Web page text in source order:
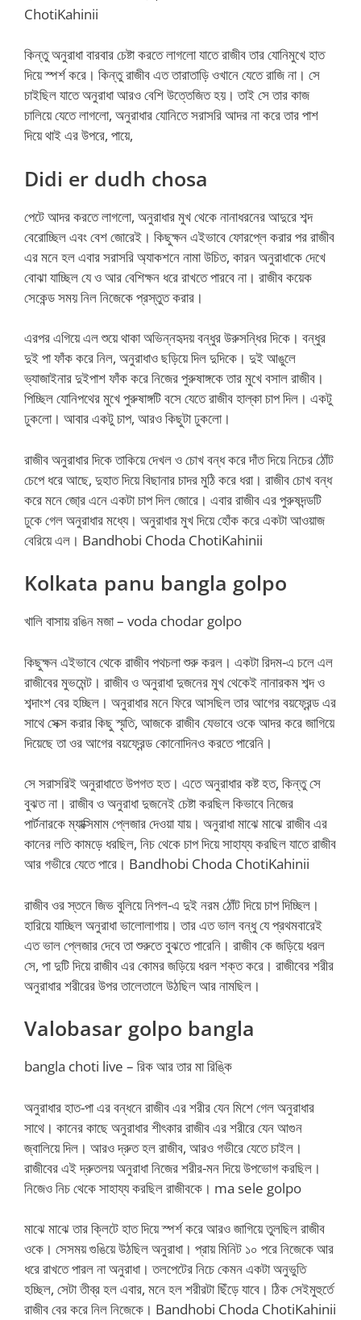
ChotiKahinii
কিন্তু অনুরাধা বারবার চেষ্টা করতে লাগলো যাতে রাজীব তার যোনিমুখে হাত
দিয়ে স্পর্শ করে। কিন্তু রাজীব এত তারাতাড়ি ওখানে যেতে রাজি না। সে
চাইছিল যাতে অনুরাধা আরও বেশি উত্তেজিত হয়। তাই সে তার কাজ
চালিয়ে যেতে লাগলো, অনুরাধার যোনিতে সরাসরি আদর না করে তার পাশ
দিয়ে থাই এর উপরে, পায়ে,
Didi er dudh chosa
পেটে আদর করতে লাগলো, অনুরাধার মুখ থেকে নানাধরনের আদুরে শব্দ
বেরোচ্ছিল এবং বেশ জোরেই। কিছুক্ষন এইভাবে ফোরপ্লে করার পর রাজীব
এর মনে হল এবার সরাসরি অ্যাকশনে নামা উচিত, কারন অনুরাধাকে দেখে
বোঝা যাচ্ছিল যে ও আর বেশিক্ষন ধরে রাখতে পারবে না। রাজীব কয়েক
সেকেন্ড সময় নিল নিজেকে প্রস্তুত করার।
এরপর এগিয়ে এল শুয়ে থাকা অভিন্নহৃদয় বন্ধুর উরুসন্ধির দিকে। বন্ধুর
দুই পা ফাঁক করে নিল, অনুরাধাও ছড়িয়ে দিল দুদিকে। দুই আঙুলে
ভ্যাজাইনার দুইপাশ ফাঁক করে নিজের পুরুষাঙ্গকে তার মুখে বসাল রাজীব।
পিচ্ছিল যোনিপথের মুখে পুরুষাঙ্গটি বসে যেতে রাজীব হাল্কা চাপ দিল। একটু
ঢুকলো। আবার একটু চাপ, আরও কিছুটা ঢুকলো।
রাজীব অনুরাধার দিকে তাকিয়ে দেখল ও চোখ বন্ধ করে দাঁত দিয়ে নিচের ঠোঁট
চেপে ধরে আছে, দুহাত দিয়ে বিছানার চাদর মুঠি করে ধরা। রাজীব চোখ বন্ধ
করে মনে জো্র এনে একটা চাপ দিল জোরে। এবার রাজীব এর পুরুষদন্ডটি
ঢুকে গেল অনুরাধার মধ্যে। অনুরাধার মুখ দিয়ে হোঁক করে একটা আওয়াজ
বেরিয়ে এল। Bandhobi Choda ChotiKahinii
Kolkata panu bangla golpo
খালি বাসায় রঙিন মজা – voda chodar golpo
কিছুক্ষন এইভাবে থেকে রাজীব পথচলা শুরু করল। একটা রিদম-এ চলে এল
রাজীবের মুভমেন্ট। রাজীব ও অনুরাধা দুজনের মুখ থেকেই নানারকম শব্দ ও
শব্দাংশ বের হচ্ছিল। অনুরাধার মনে ফিরে আসছিল তার আগের বয়ফ্রেন্ড এর
সাথে সেক্স করার কিছু স্মৃতি, আজকে রাজীব যেভাবে ওকে আদর করে জাগিয়ে
দিয়েছে তা ওর আগের বয়ফ্রেন্ড কোনোদিনও করতে পারেনি।
সে সরাসরিই অনুরাধাতে উপগত হত। এতে অনুরাধার কষ্ট হত, কিন্তু সে
বুঝত না। রাজীব ও অনুরাধা দুজনেই চেষ্টা করছিল কিভাবে নিজের
পার্টনারকে ম্যাক্সিমাম প্লেজার দেওয়া যায়। অনুরাধা মাঝে মাঝে রাজীব এর
কানের লতি কামড়ে ধরছিল, নিচ থেকে চাপ দিয়ে সাহায্য করছিল যাতে রাজীব
আর গভীরে যেতে পারে। Bandhobi Choda ChotiKahinii
রাজীব ওর স্তনে জিভ বুলিয়ে নিপল-এ দুই নরম ঠোঁট দিয়ে চাপ দিচ্ছিল।
হারিয়ে যাচ্ছিল অনুরাধা ভালোলাগায়। তার এত ভাল বন্ধু যে প্রথমবারেই
এত ভাল প্লেজার দেবে তা শুরুতে বুঝতে পারেনি। রাজীব কে জড়িয়ে ধরল
সে, পা দুটি দিয়ে রাজীব এর কোমর জড়িয়ে ধরল শক্ত করে। রাজীবের শরীর
অনুরাধার শরীরের উপর তালেতালে উঠছিল আর নামছিল।
Valobasar golpo bangla
bangla choti live – রিক আর তার মা রিঙ্কি
অনুরাধার হাত-পা এর বন্ধনে রাজীব এর শরীর যেন মিশে গেল অনুরাধার
সাথে। কানের কাছে অনুরাধার শীৎকার রাজীব এর শরীরে যেন আগুন
জ্বালিয়ে দিল। আরও দ্রুত হল রাজীব, আরও গভীরে যেতে চাইল।
রাজীবের এই দ্রুতলয় অনুরাধা নিজের শরীর-মন দিয়ে উপভোগ করছিল।
নিজেও নিচ থেকে সাহায্য করছিল রাজীবকে। ma sele golpo
মাঝে মাঝে তার ক্লিটে হাত দিয়ে স্পর্শ করে আরও জাগিয়ে তুলছিল রাজীব
ওকে। সেসময় গুঙিয়ে উঠছিল অনুরাধা। প্রায় মিনিট ১০ পরে নিজেকে আর
ধরে রাখতে পারল না অনুরাধা। তলপেটের নিচে কেমন একটা অনুভুতি
হচ্ছিল, সেটা তীব্র হল এবার, মনে হল শরীরটা ছিঁড়ে যাবে। ঠিক সেইমুহুর্তে
রাজীব বের করে নিল নিজেকে। Bandhobi Choda ChotiKahinii